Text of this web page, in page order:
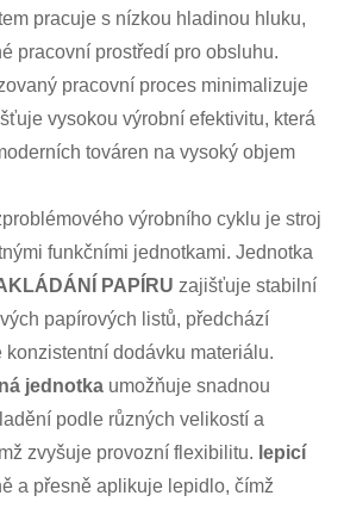
pracuje s nízkou hladinou hluku,
pracovní prostředí pro obsluhu.
pracovní proces minimalizuje
vysokou výrobní efektivitu, která
továren na vysoký objem
výrobního cyklu je stroj
funkčními jednotkami. Jednotka
PAPÍRU zajišťuje stabilní
papírových listů, předchází
dodávku materiálu.
jednotka umožňuje snadnou
podle různých velikostí a
zvyšuje provozní flexibilitu. lepicí
a přesně aplikuje lepidlo, čímž